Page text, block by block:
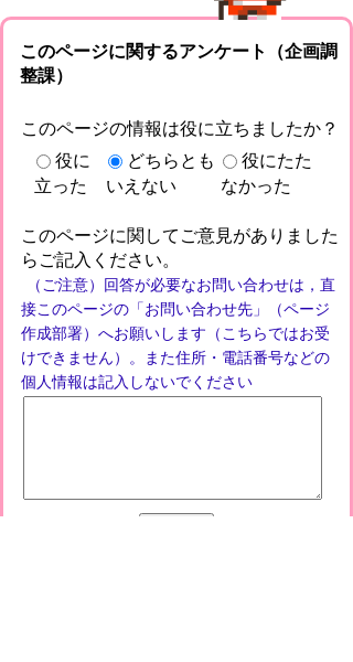
このページに関するアンケート（企画調
整課）
このページの情報は役に立ちましたか？
役に
立った
どちらとも
いえない
役にたた
なかった
このページに関してご意見がありました
らご記入ください。
（ご注意）回答が必要なお問い合わせは，直
接このページの「お問い合わせ先」（ページ
作成部署）へお願いします（こちらではお受
けできません）。また住所・電話番号などの
個人情報は記入しないでください